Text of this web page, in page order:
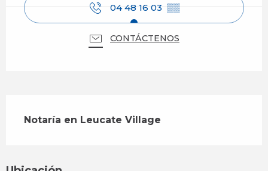
04 48 16 03 ▒▒
CONTÁCTENOS
Notaría en Leucate Village